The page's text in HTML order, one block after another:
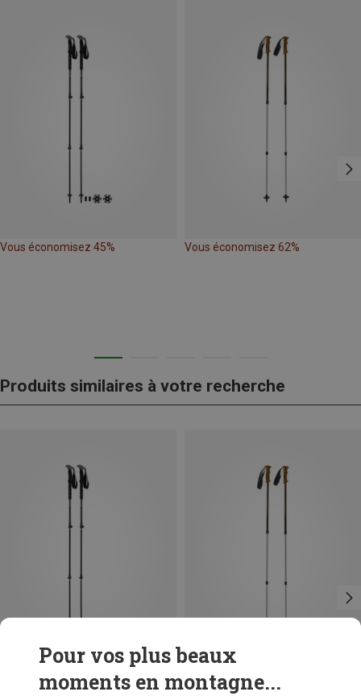
Vous économisez 45% Vous économisez 62%
Produits similaires à votre recherche
Vous économisez 45% Vous économisez 62%
Pour vos plus beaux
moments en montagne...